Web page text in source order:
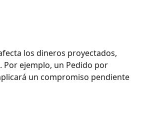
los dineros proyectados,
ejemplo, un Pedido por
un compromiso pendiente